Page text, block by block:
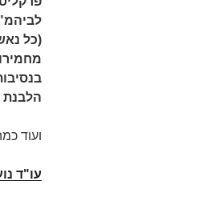
(כל
הלבנת
ועוד
עו"ד